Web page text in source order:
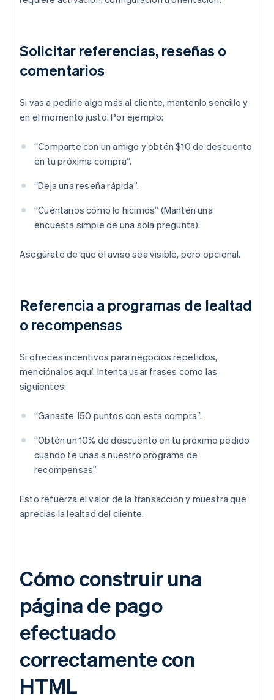
Solicitar referencias, reseñas o
comentarios
Si vas a pedirle algo más al cliente, mantenlo sencillo y
en el momento justo. Por ejemplo:
“Comparte con un amigo y obtén $10 de descuento
en tu próxima compra”.
“Deja una reseña rápida”.
“Cuéntanos cómo lo hicimos” (Mantén una
encuesta simple de una sola pregunta).
Asegúrate de que el aviso sea visible, pero opcional.
Referencia a programas de lealtad
o recompensas
Si ofreces incentivos para negocios repetidos,
menciónalos aquí. Intenta usar frases como las
siguientes:
“Ganaste 150 puntos con esta compra”.
“Obtén un 10% de descuento en tu próximo pedido
cuando te unas a nuestro programa de
recompensas”.
Esto refuerza el valor de la transacción y muestra que
aprecias la lealtad del cliente.
Cómo construir una
página de pago
efectuado
correctamente con
HTML